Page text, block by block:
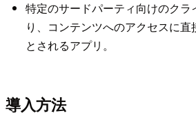
特定のサードパーティ向けのクラ
り、コンテンツへのアクセスに
とされるアプリ。
導入方法